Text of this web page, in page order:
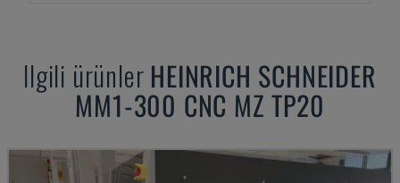
Ilgili ürünler HEINRICH SCHNEIDER
MM1-300 CNC MZ TP20